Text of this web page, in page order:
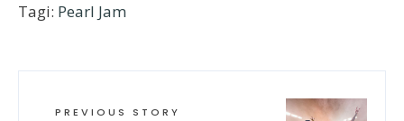
Tagi: Pearl Jam
PREVIOUS STORY